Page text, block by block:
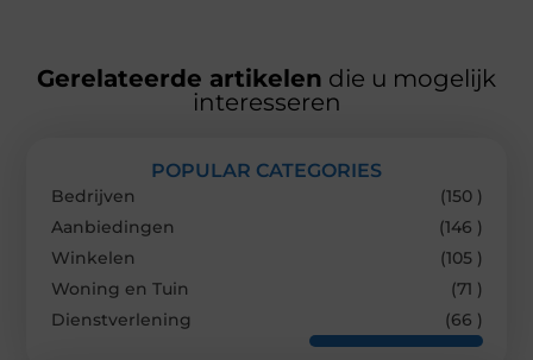
Gerelateerde artikelen die u mogelijk
interesseren
POPULAR CATEGORIES
Bedrijven
(150 )
Aanbiedingen
(146 )
Winkelen
(105 )
Woning en Tuin
(71 )
Dienstverlening
(66 )